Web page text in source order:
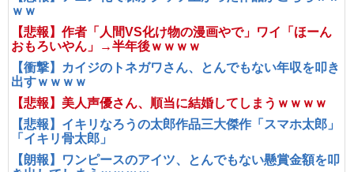
ｗｗ
【悲報】作者「人間VS化け物の漫画やで」ワイ「ほーん
おもろいやん」→半年後ｗｗｗｗ
【衝撃】カイジのトネガワさん、とんでもない年収を叩き
出すｗｗｗｗ
【悲報】美人声優さん、順当に結婚してしまうｗｗｗｗ
【悲報】イキリなろうの太郎作品三大傑作「スマホ太郎」
「イキリ骨太郎」
【朗報】ワンピースのアイツ、とんでもない懸賞金額を叩